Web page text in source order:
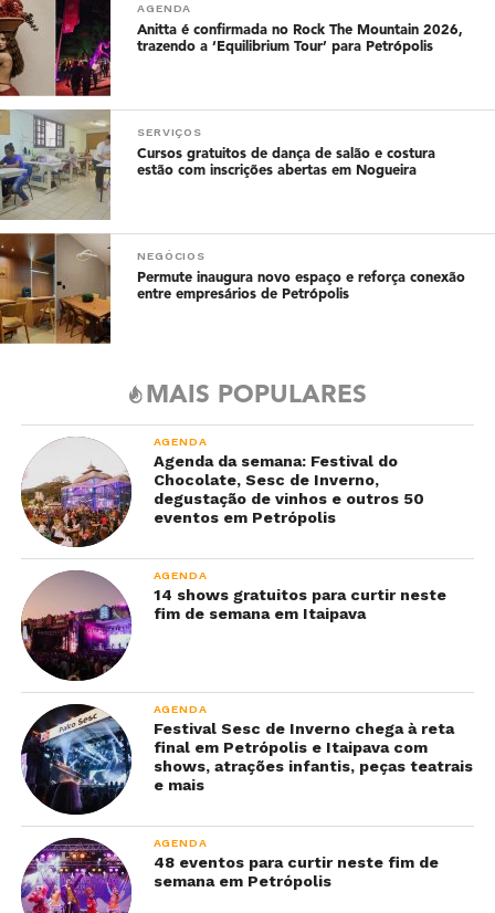
AGENDA
Anitta é confirmada no Rock The Mountain 2026,
trazendo a ‘Equilibrium Tour’ para Petrópolis
SERVIÇOS
Cursos gratuitos de dança de salão e costura
estão com inscrições abertas em Nogueira
NEGÓCIOS
Permute inaugura novo espaço e reforça conexão
entre empresários de Petrópolis
MAIS POPULARES
AGENDA
Agenda da semana: Festival do
Chocolate, Sesc de Inverno,
degustação de vinhos e outros 50
eventos em Petrópolis
AGENDA
14 shows gratuitos para curtir neste
fim de semana em Itaipava
AGENDA
Festival Sesc de Inverno chega à reta
final em Petrópolis e Itaipava com
shows, atrações infantis, peças teatrais
e mais
AGENDA
48 eventos para curtir neste fim de
semana em Petrópolis